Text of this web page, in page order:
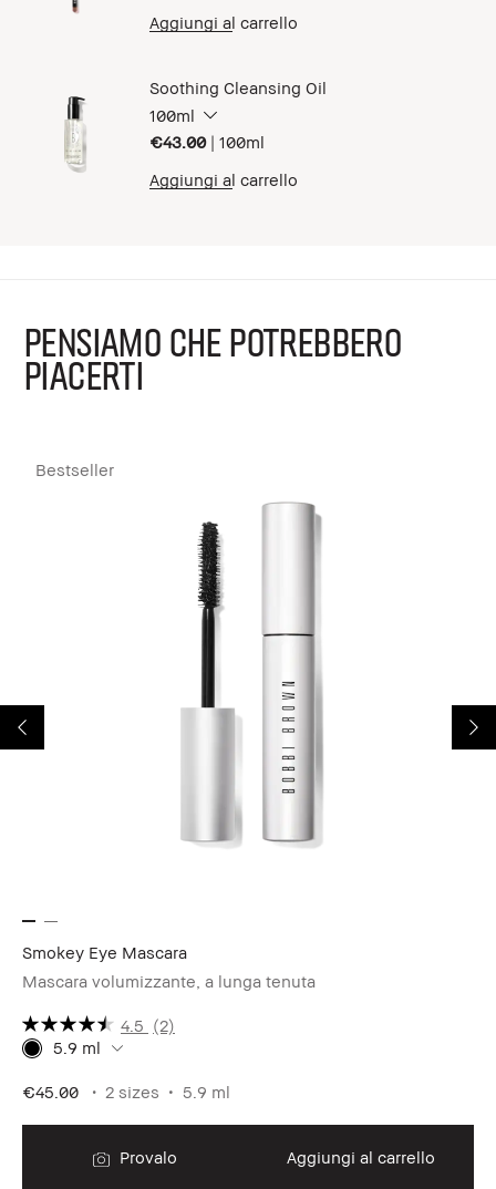
Aggiungi al carrello
Soothing Cleansing Oil
100ml
€43.00 | 100ml
Aggiungi al carrello
PENSIAMO CHE POTREBBERO
PIACERTI
Bestseller
Smokey Eye Mascara
Mascara volumizzante, a lunga tenuta
4.5 (2)
5.9 ml
€45.00 2 sizes 5.9 ml
Provalo Aggiungi al carrello